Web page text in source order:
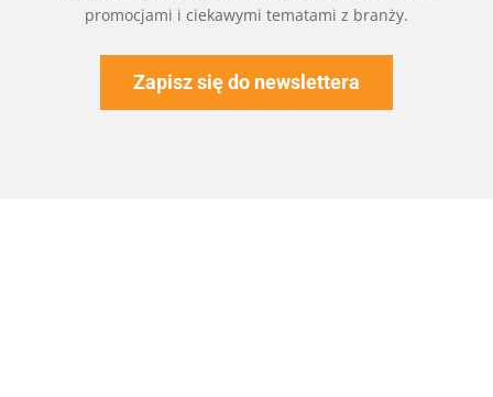
promocjami i ciekawymi tematami z branży.
Zapisz się do newslettera